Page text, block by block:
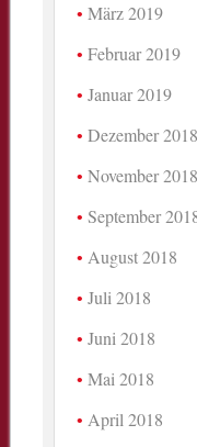
März 2019
Februar 2019
Januar 2019
Dezember 2018
November 2018
September
August 2018
Juli 2018
Juni 2018
Mai 2018
April 2018